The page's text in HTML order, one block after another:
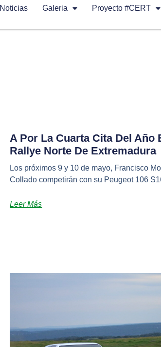
Noticias Galeria Proyecto #CERT
A Por La Cuarta Cita Del Año
Rallye Norte De Extremadura
Los próximos 9 y 10 de mayo, Francisco
Collado competirán con su Peugeot 106
Leer Más